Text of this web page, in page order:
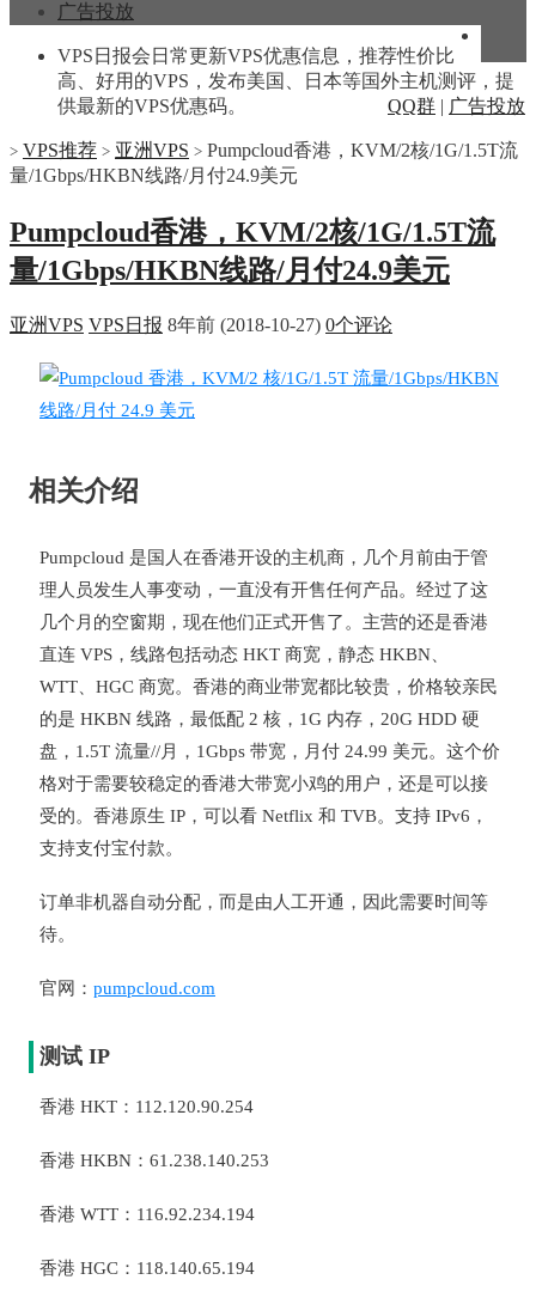
广告投放
VPS日报会日常更新VPS优惠信息，推荐性价比
高、好用的VPS，发布美国、日本等国外主机测评，提
供最新的VPS优惠码。
QQ群 | 广告投放
> VPS推荐 > 亚洲VPS > Pumpcloud香港，KVM/2核/1G/1.5T流
量/1Gbps/HKBN线路/月付24.9美元
Pumpcloud香港，KVM/2核/1G/1.5T流
量/1Gbps/HKBN线路/月付24.9美元
亚洲VPS VPS日报 8年前 (2018-10-27) 0个评论
相关介绍
Pumpcloud 是国人在香港开设的主机商，几个月前由于管
理人员发生人事变动，一直没有开售任何产品。经过了这
几个月的空窗期，现在他们正式开售了。主营的还是香港
直连 VPS，线路包括动态 HKT 商宽，静态 HKBN、
WTT、HGC 商宽。香港的商业带宽都比较贵，价格较亲民
的是 HKBN 线路，最低配 2 核，1G 内存，20G HDD 硬
盘，1.5T 流量//月，1Gbps 带宽，月付 24.99 美元。这个价
格对于需要较稳定的香港大带宽小鸡的用户，还是可以接
受的。香港原生 IP，可以看 Netflix 和 TVB。支持 IPv6，
支持支付宝付款。
订单非机器自动分配，而是由人工开通，因此需要时间等
待。
官网： pumpcloud.com
测试 IP
香港 HKT：112.120.90.254
香港 HKBN：61.238.140.253
香港 WTT：116.92.234.194
香港 HGC：118.140.65.194